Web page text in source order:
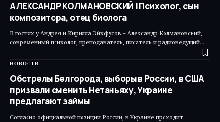
АЛЕКСАНДР КОЛМАНОВСКИЙ | Психолог, сын
композитора, отец биолога
В гостях у Андрея и Кирилла Эйхфусов - Александр Колмановский,
современный психолог, преподаватель, писатель и радиоведущий…
НОВОСТИ
Обстрелы Белгорода, выборы в России, в США
призвали сменить Нетаньяху, Украине
предлагают займы
Согласно официальной позиции России, в Украине проходит